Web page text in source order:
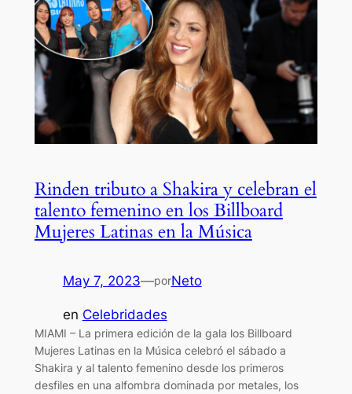
Rinden tributo a Shakira y celebran el
talento femenino en los Billboard
Mujeres Latinas en la Música
May 7, 2023—porNeto
en Celebridades
MIAMI – La primera edición de la gala los Billboard
Mujeres Latinas en la Música celebró el sábado a
Shakira y al talento femenino desde los primeros
desfiles en una alfombra dominada por metales, los